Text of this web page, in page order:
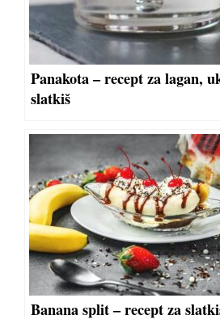
Panakota – recept za lagan,
slatkiš
Banana split – recept za